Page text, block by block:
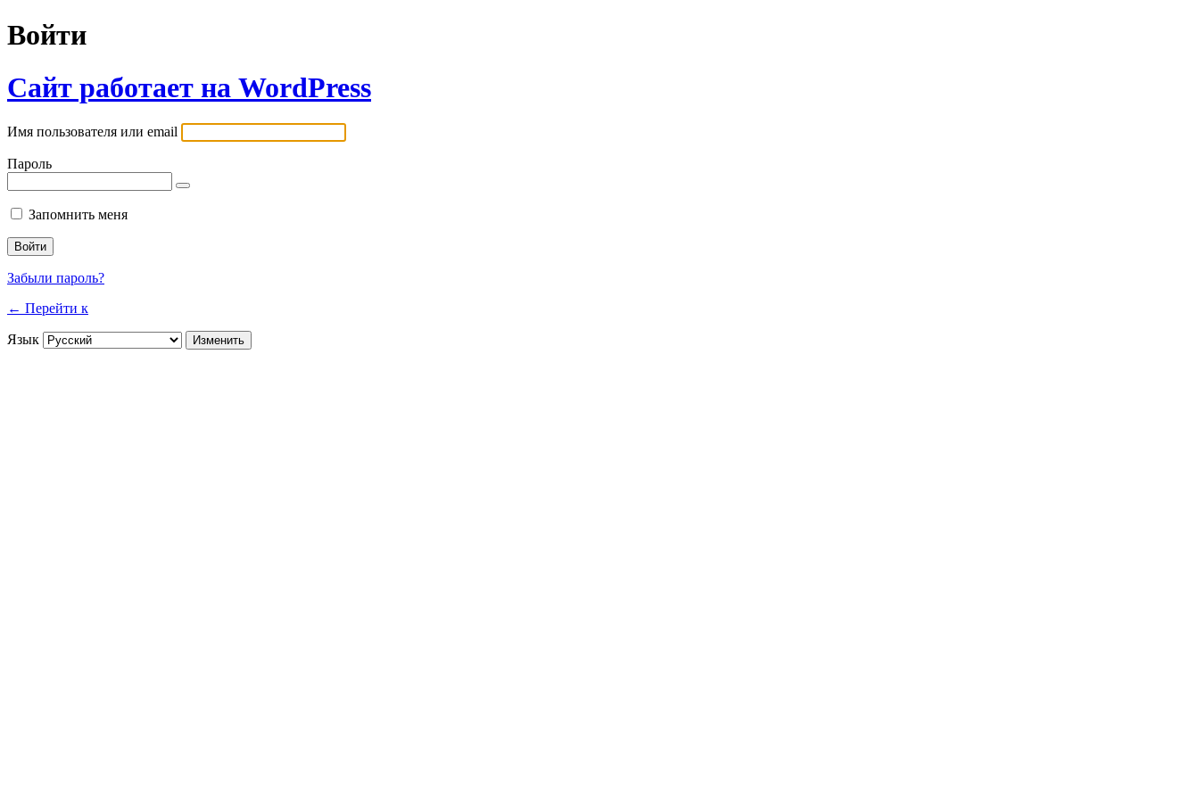
Войти
Сайт работает на WordPress
Имя пользователя или email
Пароль
Запомнить меня
Забыли пароль?
← Перейти к
Язык